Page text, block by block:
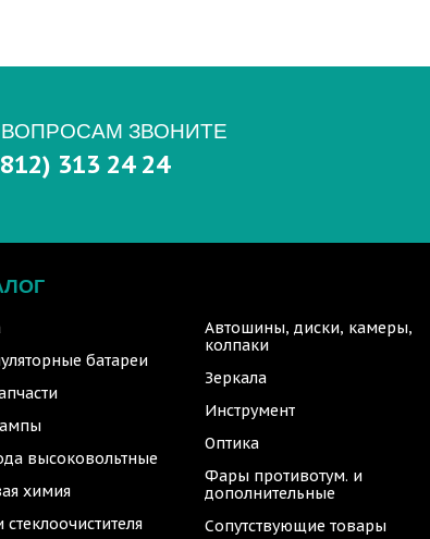
ЗВОНИТЕ
313 24 24
батареи
высоковольтные
химия
Автошины, диски, камеры,
колпаки
Зеркала
Инструмент
Оптика
Фары противотум. и
дополнительные
Сопутствующие товары